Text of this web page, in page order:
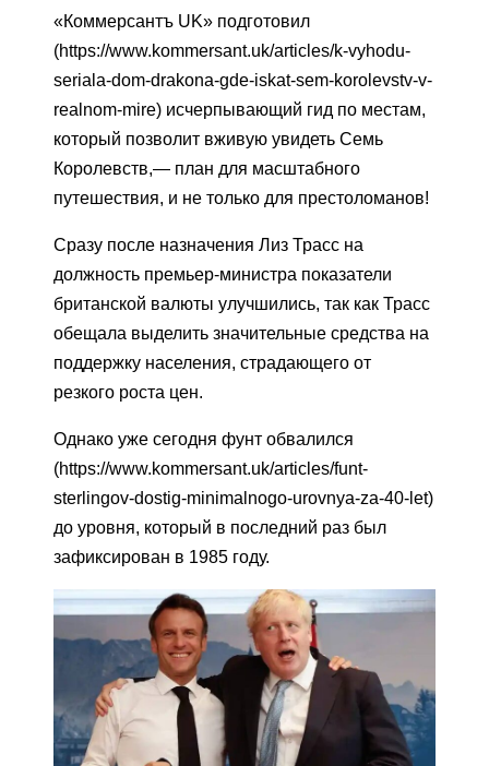
«Коммерсантъ UK» подготовил
(https://www.kommersant.uk/articles/k-vyhodu-
seriala-dom-drakona-gde-iskat-sem-korolevstv-v-
realnom-mire) исчерпывающий гид по местам,
который позволит вживую увидеть Семь
Королевств,— план для масштабного
путешествия, и не только для престоломанов!
Сразу после назначения Лиз Трасс на
должность премьер-министра показатели
британской валюты улучшились, так как Трасс
обещала выделить значительные средства на
поддержку населения, страдающего от
резкого роста цен.
Однако уже сегодня фунт обвалился
(https://www.kommersant.uk/articles/funt-
sterlingov-dostig-minimalnogo-urovnya-za-40-let)
до уровня, который в последний раз был
зафиксирован в 1985 году.